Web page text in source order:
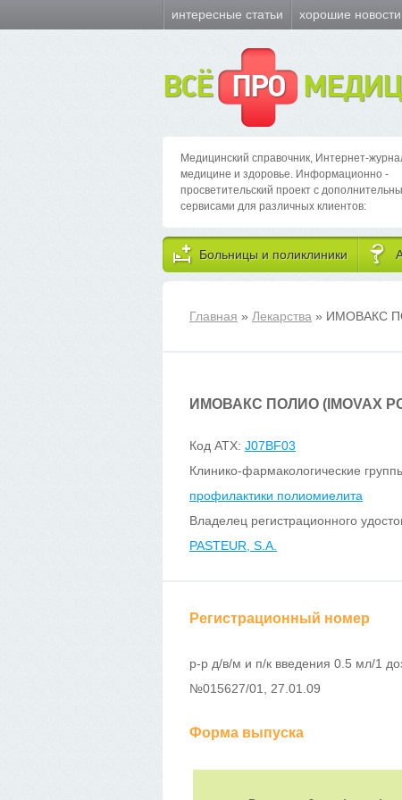
интересные статьи хорошие новости
ВСЁ ПРО
Медицинский справочник, Интернет-
медицине и здоровье. Информационно -
просветительский проект с
сервисами для различных клиентов:
Больницы и поликлиники
Главная » Лекарства » ИМОВАКС
ИМОВАКС ПОЛИО (IMOVAX
Код ATX: J07BF03
Клинико-фармакологические
профилактики полиомиелита
Владелец регистрационного
PASTEUR, S.A.
Регистрационный номер
р-р д/в/м и п/к введения 0.5 мл/1
№015627/01, 27.01.09
Форма выпуска